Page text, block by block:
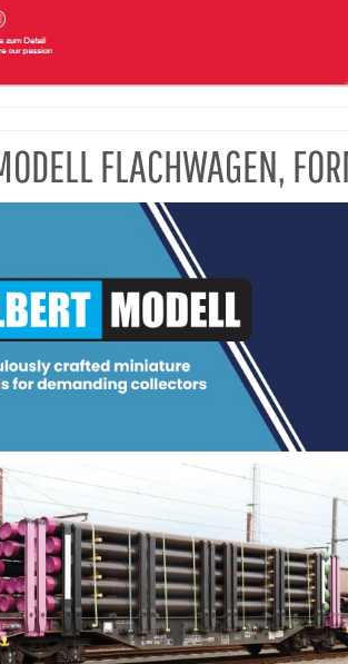
FLACHWAGEN,